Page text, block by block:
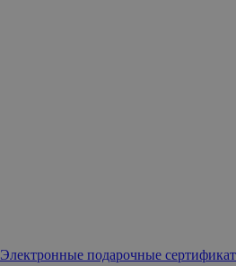
Электронные подарочные